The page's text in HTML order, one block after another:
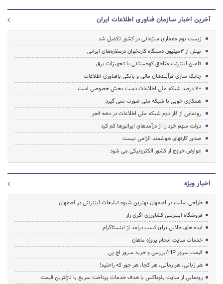
آخرین اخبار سازمان فناوری اطلاعات ایران
زیست بوم معماری سازمانی در کشور تکمیل شد
بیش از ۳میلیون دستگاه کارتخوان درمغازه‌های ایرانی
تامین اینترنت مناطق کوهستانی با تجهیزات برق
چابک سازی فرآیندهای مالی و بانکی بافناوری اطلاعات
70 درصد شبکه ملی اطلاعات دست بخش خصوصی است
همکاری خوبی با شبکه ملی صورت نمی گیرد
رونمایی از فاز دوم شبکه ملی اطلاعات در دهه فجر
دولت سهم خود را از درآمدهای اپراتورها کم کرد
صدور کارتهای هوشمند الزامی نیست
عوارض خروج از کشور الکترونیکی می شود
اخبار ویژه
طراحی سایت در اصفهان بهترین شیوه تبلیغات اینترنتی در اصفهان
فروشگاه اینترنتی کشاورزی اگری راز
ایده های طلایی برای کسب درآمد از اینستاگرام
خدمات سایت انجام پروژه ماهان
قیمت سرور HP/بررسی و خرید سرور اچ پی
هر زبانی، هر زمانی، هر کجا، هر جور که راحتید!
رونمایی از سایت بلوباکس با هدف خدمات پرداخت سریع با نازلترین قیمت